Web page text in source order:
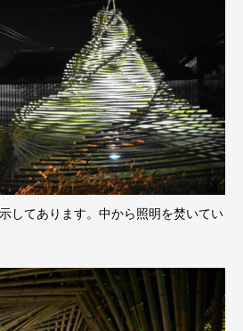
してあります。中から照明を焚いてい